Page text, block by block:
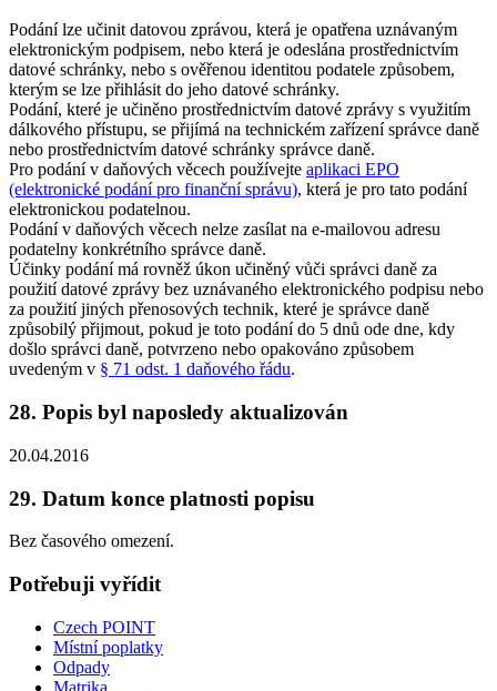
Podání lze učinit datovou zprávou, která je opatřena uznávaným
elektronickým podpisem, nebo která je odeslána prostřednictvím
datové schránky, nebo s ověřenou identitou podatele způsobem,
kterým se lze přihlásit do jeho datové schránky.
Podání, které je učiněno prostřednictvím datové zprávy s využitím
dálkového přístupu, se přijímá na technickém zařízení správce daně
nebo prostřednictvím datové schránky správce daně.
Pro podání v daňových věcech používejte aplikaci EPO
(elektronické podání pro finanční správu), která je pro tato podání
elektronickou podatelnou.
Podání v daňových věcech nelze zasílat na e-mailovou adresu
podatelny konkrétního správce daně.
Účinky podání má rovněž úkon učiněný vůči správci daně za
použití datové zprávy bez uznávaného elektronického podpisu nebo
za použití jiných přenosových technik, které je správce daně
způsobilý přijmout, pokud je toto podání do 5 dnů ode dne, kdy
došlo správci daně, potvrzeno nebo opakováno způsobem
uvedeným v § 71 odst. 1 daňového řádu.
28. Popis byl naposledy aktualizován
20.04.2016
29. Datum konce platnosti popisu
Bez časového omezení.
Potřebuji vyřídit
Czech POINT
Místní poplatky
Odpady
Matrika